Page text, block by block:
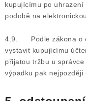
kupujícímu po
podobě na
4.9. Podle zákona o
vystavit kupujícímu
přijatou tržbu u
výpadku pak nejpozději